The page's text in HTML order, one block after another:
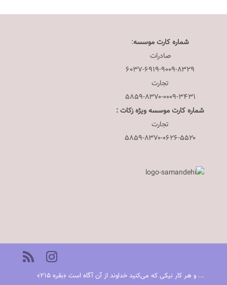
شماره کارت موسسه:
صادرات
۶۰۳۷-۶۹۱۹-۹۰۰۹-۸۳۲۹
تجارت
۵۸۵۹-۸۳۷۰-۰۰۰۹-۳۴۳۱
شماره کارت موسسه ویژه زکات :
تجارت
۵۸۵۹-۸۳۷۰-۰۶۲۶-۵۵۲۰
... و هر کار نیکی که می‌کنید خداوند از آن آگاه است ﴿بقره ٢١٥﴾